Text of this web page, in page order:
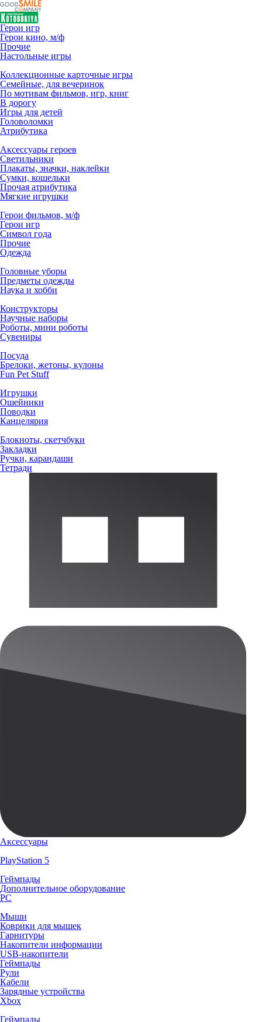
Герои игр
Герои кино, м/ф
Прочие
Настольные игры
Коллекционные карточные игры
Семейные, для вечеринок
По мотивам фильмов, игр, книг
В дорогу
Игры для детей
Головоломки
Атрибутика
Аксессуары героев
Светильники
Плакаты, значки, наклейки
Сумки, кошельки
Прочая атрибутика
Мягкие игрушки
Герои фильмов, м/ф
Герои игр
Символ года
Прочие
Одежда
Головные уборы
Предметы одежды
Наука и хобби
Конструкторы
Научные наборы
Роботы, мини роботы
Сувениры
Посуда
Брелоки, жетоны, кулоны
Fun Pet Stuff
Игрушки
Ошейники
Поводки
Канцелярия
Блокноты, скетчбуки
Закладки
Ручки, карандаши
Тетради
Аксессуары
PlayStation 5
Геймпады
Дополнительное оборудование
PC
Мыши
Коврики для мышек
Гарнитуры
Накопители информации
USB-накопители
Геймпады
Рули
Кабели
Зарядные устройства
Xbox
Геймпады